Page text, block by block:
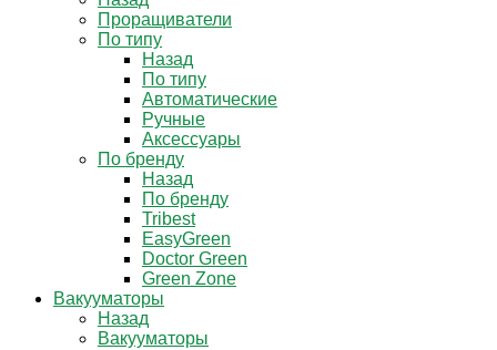
Проращиватели
По типу
Назад
По типу
Автоматические
Ручные
Аксессуары
По бренду
Назад
По бренду
Tribest
EasyGreen
Doctor Green
Green Zone
Вакууматоры
Назад
Вакууматоры